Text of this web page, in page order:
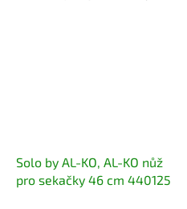
Solo by AL-KO, AL-KO nůž
pro sekačky 46 cm 440125